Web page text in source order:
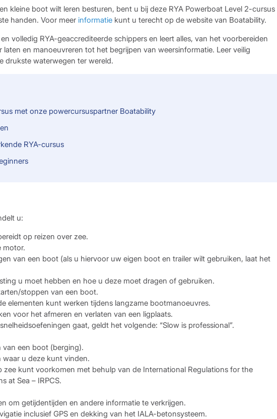
kleine boot wilt leren besturen, bent u bij deze RYA Powerboat Level 2-cursus
handen. Voor meer informatie kunt u terecht op de website van Boatability.
volledig RYA-geaccrediteerde schippers en leert alles, van het voorbereiden
en manoeuvreren tot het begrijpen van weersinformatie. Leer veilig
drukste waterwegen ter wereld.
met onze powercursuspartner Boatability
RYA-cursus
u:
op reizen over zee.
motor.
van een boot (als u hiervoor uw eigen boot en trailer wilt gebruiken, laat het
u moet hebben en hoe u deze moet dragen of gebruiken.
stoppen van een boot.
elementen kunt werken tijdens langzame bootmanoeuvres.
voor het afmeren en verlaten van een ligplaats.
gaat, geldt het volgende: “Slow is professional”.
van een boot (berging).
waar u deze kunt vinden.
zee kunt voorkomen met behulp van de International Regulations for the
at Sea – IRPCS.
om getijdentijden en andere informatie te verkrijgen.
inclusief GPS en dekking van het IALA-betonsysteem.